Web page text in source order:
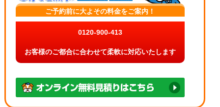
ご予約前に大よその料金をご案内！
0120-900-413
お客様のご都合に合わせて柔軟に対応いたします